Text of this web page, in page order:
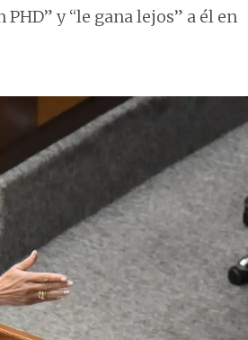
y “le gana lejos” a él en